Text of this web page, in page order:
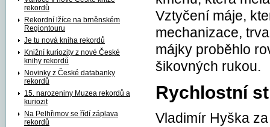
rekordů
Rekordní lžíce na brněnském
Regiontouru
Je tu nová kniha rekordů
Knižní kuriozity z nové České
knihy rekordů
Novinky z České databanky
rekordů
15. narozeniny Muzea rekordů a
kuriozit
Na Pelhřimov se řídí záplava
rekordů
Vztyčení máje,
mechanizace,
májky proběhlo
šikovných rukou.
Rychlostní
Vladimír Hyška